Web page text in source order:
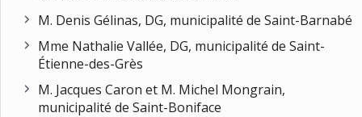
M. Denis Gélinas, DG, municipalité de Saint-Barnabé
Mme Nathalie Vallée, DG, municipalité de Saint-
Étienne-des-Grès
M. Jacques Caron et M. Michel Mongrain,
municipalité de Saint-Boniface